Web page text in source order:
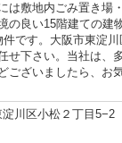
は敷地内ごみ置き場
の良い15階建ての建
です。大阪市東淀川
せ下さい。当社は、
ございましたら、お
川区小松２丁目5−2